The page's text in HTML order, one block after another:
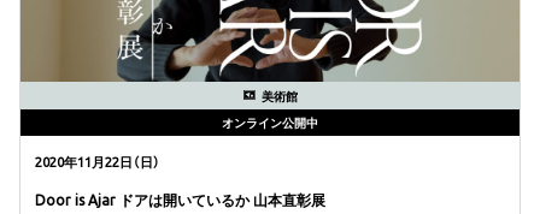
美術館
オンライン公開中
2020年11月22日（日）
Door is Ajar ドアは開いているか 山本直彰展